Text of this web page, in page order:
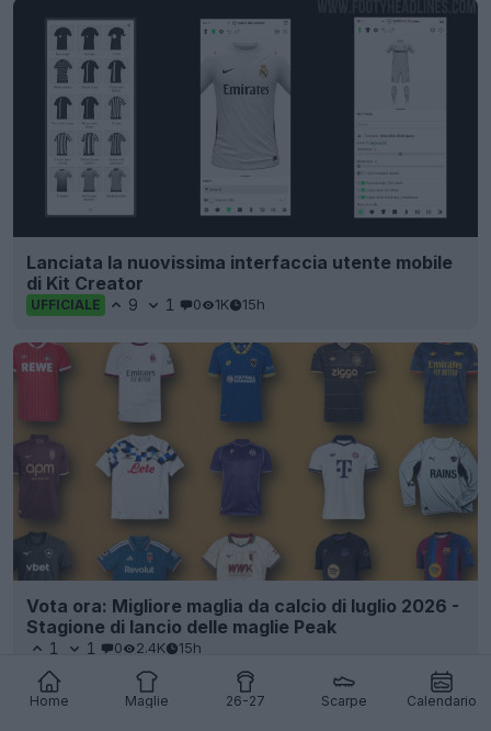
Home Maglie 26-27 Scarpe Calendario
Lanciata la nuovissima interfaccia utente mobile
di Kit Creator
UFFICIALE 9 1 0 1K 15h
Vota ora: Migliore maglia da calcio di luglio 2026 -
Stagione di lancio delle maglie Peak
1 1 0 2.4K 15h